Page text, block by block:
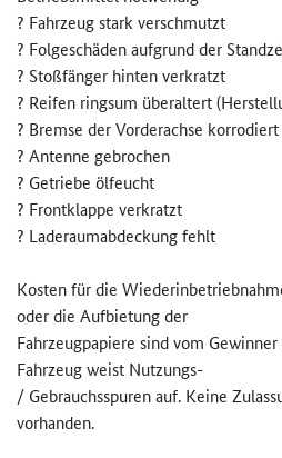
? Fahrzeug stark verschmutzt
? Folgeschäden aufgrund der
? Stoßfänger hinten verkratzt
? Reifen ringsum überaltert
? Bremse der Vorderachse korrodiert
? Antenne gebrochen
? Getriebe ölfeucht
? Frontklappe verkratzt
? Laderaumabdeckung fehlt
Kosten für die
oder die Aufbietung der
Fahrzeugpapiere sind vom
Fahrzeug weist Nutzungs-
/ Gebrauchsspuren auf. Keine
vorhanden.